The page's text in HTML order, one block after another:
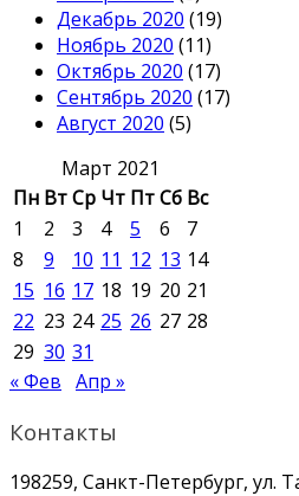
Декабрь 2020 (19)
Ноябрь 2020 (11)
Октябрь 2020 (17)
Сентябрь 2020 (17)
Август 2020 (5)
Март 2021
Пн ВтСр Чт ПтСб Вс
1
2 3 4 5 6
7
8
9 10 11 12 13 14
15 16 17 18 19 20 21
22 23 24 25 26 27 28
29 30 31
« Фев Апр »
Контакты
198259, Санкт-Петербург, ул.